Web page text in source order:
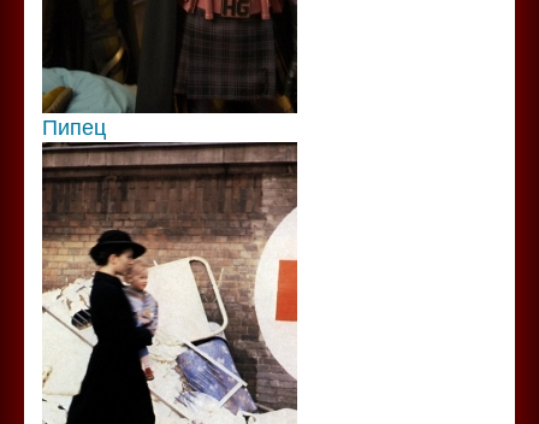
Пипец